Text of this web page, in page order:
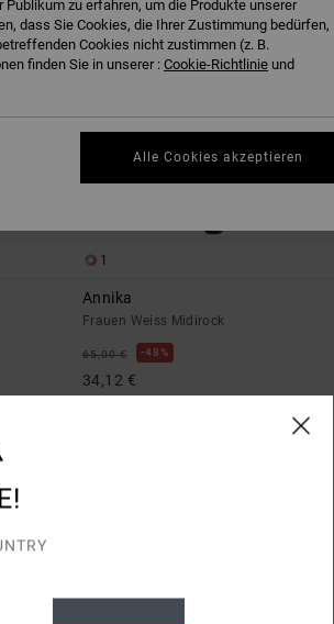
1
Annika
Frauen Weiss Midirock
65,00 € 48%
34,12 €
zu erfahren, um die Produkte unserer
dass Sie Cookies, die Ihrer Zustimmung bedürfen,
Cookies nicht zustimmen (z. B.
finden Sie in unserer : Cookie-Richtlinie und
Alle Cookies akzeptieren